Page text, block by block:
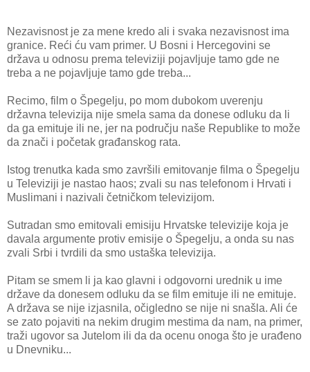
Nezavisnost je za mene kredo ali i svaka nezavisnost ima
granice. Reći ću vam primer. U Bosni i Hercegovini se
država u odnosu prema televiziji pojavljuje tamo gde ne
treba a ne pojavljuje tamo gde treba...
Recimo, film o Špegelju, po mom dubokom uverenju
državna televizija nije smela sama da donese odluku da li
da ga emituje ili ne, jer na području naše Republike to može
da znači i početak građanskog rata.
Istog trenutka kada smo završili emitovanje filma o Špegelju
u Televiziji je nastao haos; zvali su nas telefonom i Hrvati i
Muslimani i nazivali četničkom televizijom.
Sutradan smo emitovali emisiju Hrvatske televizije koja je
davala argumente protiv emisije o Špegelju, a onda su nas
zvali Srbi i tvrdili da smo ustaška televizija.
Pitam se smem li ja kao glavni i odgovorni urednik u ime
države da donesem odluku da se film emituje ili ne emituje.
A država se nije izjasnila, očigledno se nije ni snašla. Ali će
se zato pojaviti na nekim drugim mestima da nam, na primer,
traži ugovor sa Jutelom ili da da ocenu onoga što je urađeno
u Dnevniku...